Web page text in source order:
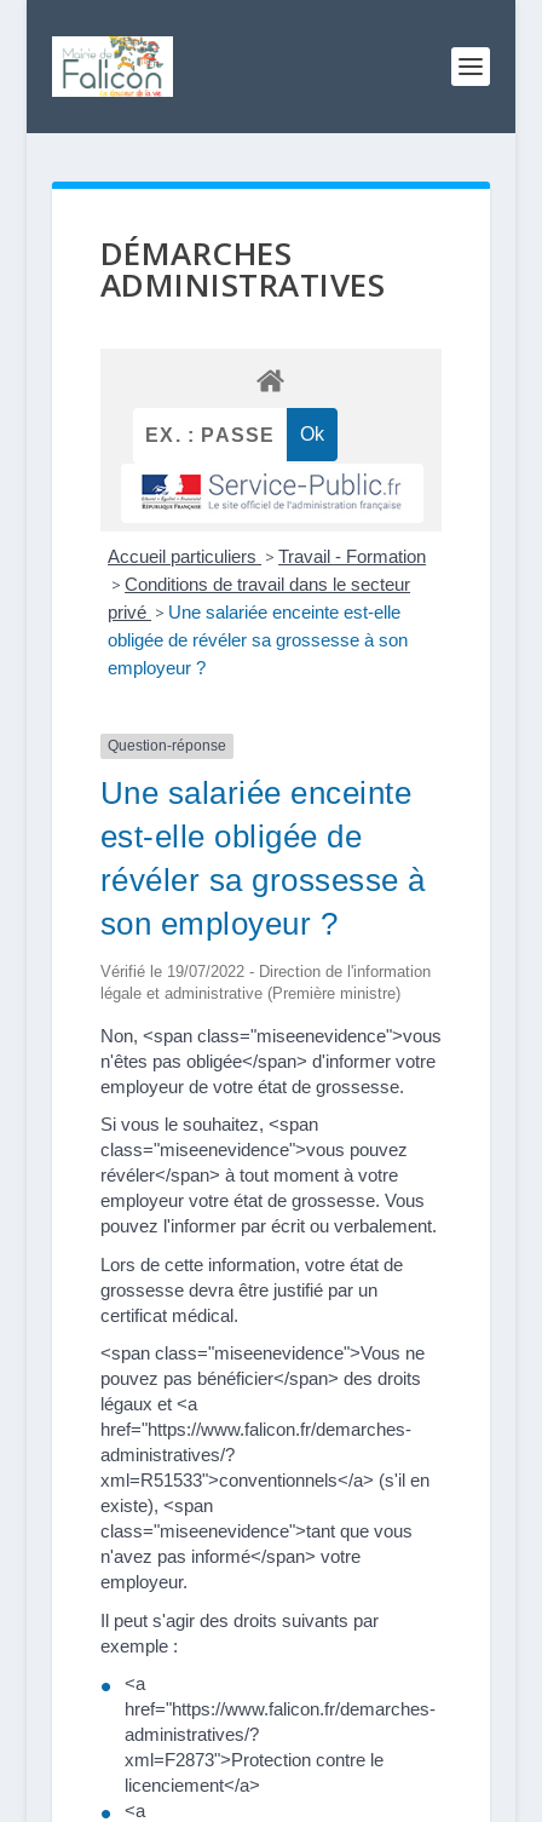
DÉMARCHES
ADMINISTRATIVES
Accueil particuliers > Travail - Formation
> Conditions de travail dans le secteur
privé > Une salariée enceinte est-elle
obligée de révéler sa grossesse à son
employeur ?
Question-réponse
Une salariée enceinte
est-elle obligée de
révéler sa grossesse à
son employeur ?
Vérifié le 19/07/2022 - Direction de l'information
légale et administrative (Première ministre)
Non, <span class="miseenevidence">vous
n'êtes pas obligée</span> d'informer votre
employeur de votre état de grossesse.
Si vous le souhaitez, <span
class="miseenevidence">vous pouvez
révéler</span> à tout moment à votre
employeur votre état de grossesse. Vous
pouvez l'informer par écrit ou verbalement.
Lors de cette information, votre état de
grossesse devra être justifié par un
certificat médical.
<span class="miseenevidence">Vous ne
pouvez pas bénéficier</span> des droits
légaux et <a
href="https://www.falicon.fr/demarches-
administratives/?
xml=R51533">conventionnels</a> (s'il en
existe), <span
class="miseenevidence">tant que vous
n'avez pas informé</span> votre
employeur.
Il peut s'agir des droits suivants par
exemple :
<a
href="https://www.falicon.fr/demarches-
administratives/?
xml=F2873">Protection contre le
licenciement</a>
<a